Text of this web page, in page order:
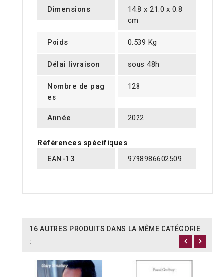
Dimensions
14.8 x 21.0 x 0.8
cm
Poids 0.539 Kg
Délai livraison sous 48h
Nombre de pag
es
128
Année 2022
Références spécifiques
EAN-13
9798986602509
16 AUTRES PRODUITS DANS LA MÊME CATÉGORIE
: